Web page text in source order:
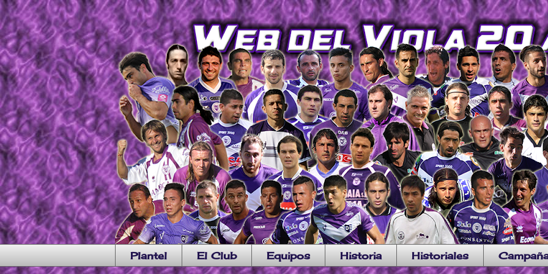
Plantel El Club Equipos Historia Historiales